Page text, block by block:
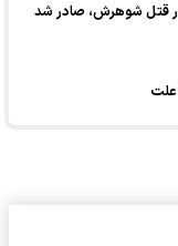
در قتل شوهرش، صادر شد